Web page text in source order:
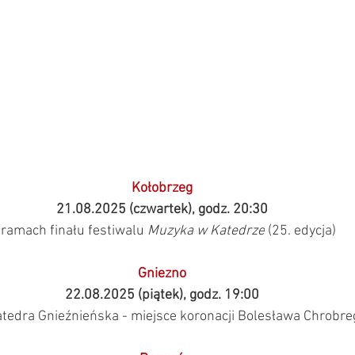
Kołobrzeg
21.08.2025 (czwartek), godz. 20:30
finału festiwalu Muzyka w Katedrze (25. edycja)
Gniezno
22.08.2025 (piątek), godz. 19:00
Gnieźnieńska - miejsce koronacji Bolesława